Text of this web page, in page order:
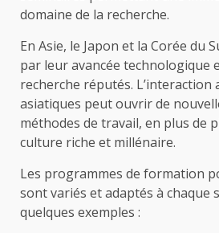
domaine de la recherche.
En Asie, le Japon et la Corée du
par leur avancée technologique
recherche réputés. L’interaction
asiatiques peut ouvrir de
méthodes de travail, en plus de
culture riche et millénaire.
Les programmes de formation
sont variés et adaptés à chaque
quelques exemples :